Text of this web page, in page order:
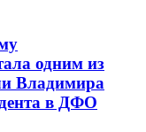
одним из
Владимира
в ДФО